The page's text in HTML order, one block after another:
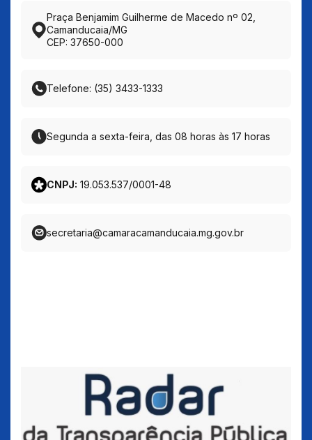
Praça Benjamim Guilherme de Macedo nº 02,
Camanducaia/MG
CEP: 37650-000
Telefone: (35) 3433-1333
Segunda a sexta-feira, das 08 horas às 17 horas
CNPJ: 19.053.537/0001-48
secretaria@camaracamanducaia.mg.gov.br